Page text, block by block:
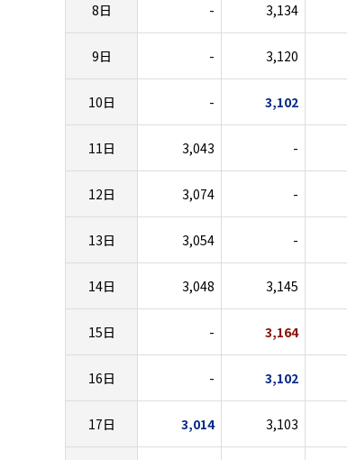
8日 - 3,134
9日 - 3,120
10日 - 3,102
11日 3,043 -
12日 3,074 -
13日 3,054 -
14日 3,048 3,145
15日 - 3,164
16日 - 3,102
17日 3,014 3,103